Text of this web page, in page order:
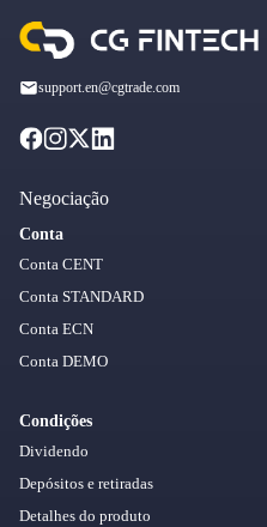
support.en@cgtrade.com
Negociação
Conta
Conta CENT
Conta STANDARD
Conta ECN
Conta DEMO
Condições
Dividendo
Depósitos e retiradas
Detalhes do produto